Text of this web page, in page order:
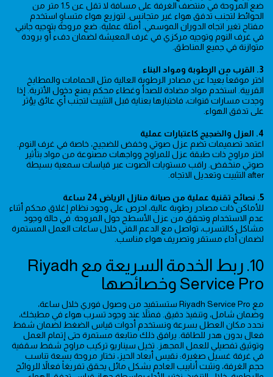
ضع المروحة في منتصف الغرفة على مسافة لا تقل عن 1.5 متر من
الحوائط لتجنب تدفق هواء غير متجانس. لتوزيع هواء متساوٍ استخدم
مفتاح تغير اتجاه الدوران الموسمي. أمثلة عملية: ضع مروحة بتوجيه جانبي
في غرف النوم وتوجيه مركزي في غرف المعيشة لضمان دفء أو برودة
متوازنة في جميع المناطق.
3. القرب من الرطوبة ومواد البناء
اختر موقعاً بعيداً عن مصادر الرطوبة العالية مثل الحمامات والمطابخ
القريبة. استخدم مواد مضادة للصدأ وغطاء محكم يمنع دخول الأتربة. إذا
وجدت مسارات قنوات، فاختبارها بعناية قبل التثبيت لتجنب أي عائق يؤثر
على تدفق الهواء.
4. العزل والضجيج كاعتبارات عملية
اعتمد تصميمات تضم عزل صوتي وخفض للضجيج، خاصة في غرف النوم.
اختر مراوح ذات طبقة عزل للمراوح وواجهات مصنوعة من مواد بتأثير
صوتي منخفض. راقب مستويات الصوت عبر قياسات سمعية بسيطة
after التثبيت وتعديل الاتجاه.
5. نصائح تقنية عملية من صيانة منازل الرياض 24 ساعة
للأماكن ذات مصادر رطوبة عالية، احرص على وجود نظام إغلاق محكم أثناء
عدم الاستخدام وتحقق من عزل الأسطح حول المروحة. في حالة وجود
مشاكل كالتسرب، تواصل مع الدعم الفني خلال ساعات العمل المستمرة
لضمان أداء مستقر وتصريف هواء مناسب.
10. ربط الخدمة السريعة مع Riyadh
Service Pro وخصائصها
مع Riyadh Service Pro ستستفيد من وصول فوري خلال ساعة،
وضمان شامل، وتنفيذ دقيق. فمثلاً عند وجود تسرب هواء في مطبخك،
نحدد مكان العطل بسرعة ونستخدم أدوات قياس الضغط لضمان شفط
فعال بدون هدر للطاقة. يرافق ذلك متابعة مستمرة حتى إتمام العمل
وتوثيق تفصيلي للعمل المجهز. تخيل سيناريو تركيب مراوح شفط سقفية
في غرفة غسيل صغيرة: نقيس أبعاد الحيز، نختار مروحة بسعة تناسب
حجم الغرفة، ونثبت أنابيب العادم بشكل مائل يحقق تفريغاً فعالاً للروائح